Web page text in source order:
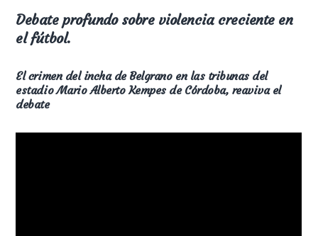
Debate profundo sobre violencia creciente en
el fútbol.
El crimen del incha de Belgrano en las tribunas del
estadio Mario Alberto Kempes de Córdoba, reaviva el
debate